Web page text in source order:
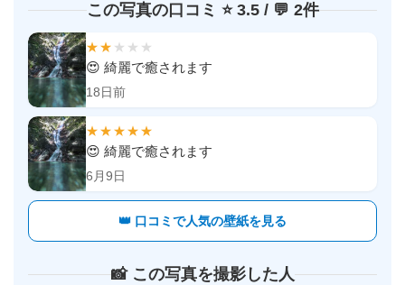
この写真の口コミ ⭐️ 3.5 / 💬 2件
★★ ★★★
😍 綺麗で癒されます
18日前
★★★★★
😍 綺麗で癒されます
6月9日
👑 口コミで人気の壁紙を見る
📸 この写真を撮影した人